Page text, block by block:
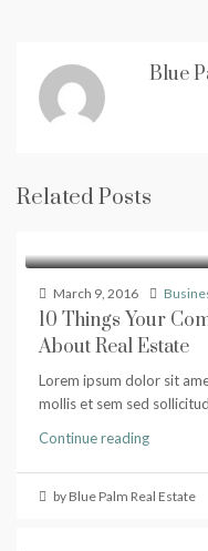
Blue
Related Posts
March 9, 2016
10 Things Your
About Real Estate
Lorem ipsum dolor sit
mollis et sem sed
Continue reading
by Blue Palm Real Estate